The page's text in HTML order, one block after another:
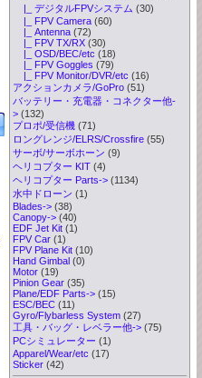
|_ デジタルFPVシステム (30)
|_ FPV Camera(60)
|_ Antenna(72)
|_ FPV TX/RX(30)
|_ OSD/BEC/etc (18)
|_ FPV Goggles (79)
|_ FPV Monitor/DVR/etc (16)
アクションカメラ/GoPro(51)
バッテリー・充電器・コネクター他-
>(132)
プロポ/受信機(71)
ロングレンジ/ELRS/Crossfire(55)
サーボ/サーボホーン (9)
ヘリコプター KIT(4)
ヘリコプター Parts->(1134)
水中ドローン (1)
Blades->(38)
Canopy->(40)
EDF Jet Kit(1)
FPV Car(1)
FPV Plane Kit(10)
Hand Gimbal(0)
Motor(19)
Pinion Gear(35)
Plane/EDF Parts->(15)
ESC/BEC(11)
Gyro/Flybarless System(27)
工具・バッグ・レベラー他->(75)
PCシミュレーター (1)
Apparel/Wear/etc (17)
Sticker(42)